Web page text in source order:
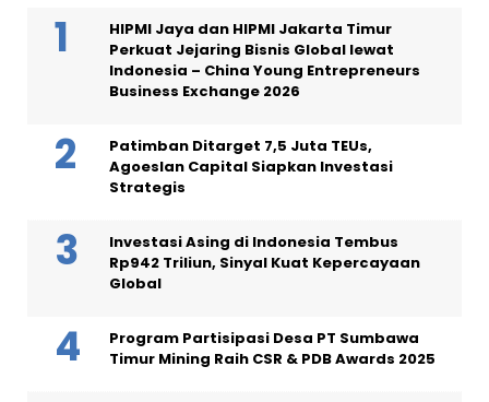
HIPMI Jaya dan HIPMI Jakarta Timur
Perkuat Jejaring Bisnis Global lewat
Indonesia – China Young Entrepreneurs
Business Exchange 2026
Patimban Ditarget 7,5 Juta TEUs,
Agoeslan Capital Siapkan Investasi
Strategis
Investasi Asing di Indonesia Tembus
Rp942 Triliun, Sinyal Kuat Kepercayaan
Global
Program Partisipasi Desa PT Sumbawa
Timur Mining Raih CSR & PDB Awards 2025